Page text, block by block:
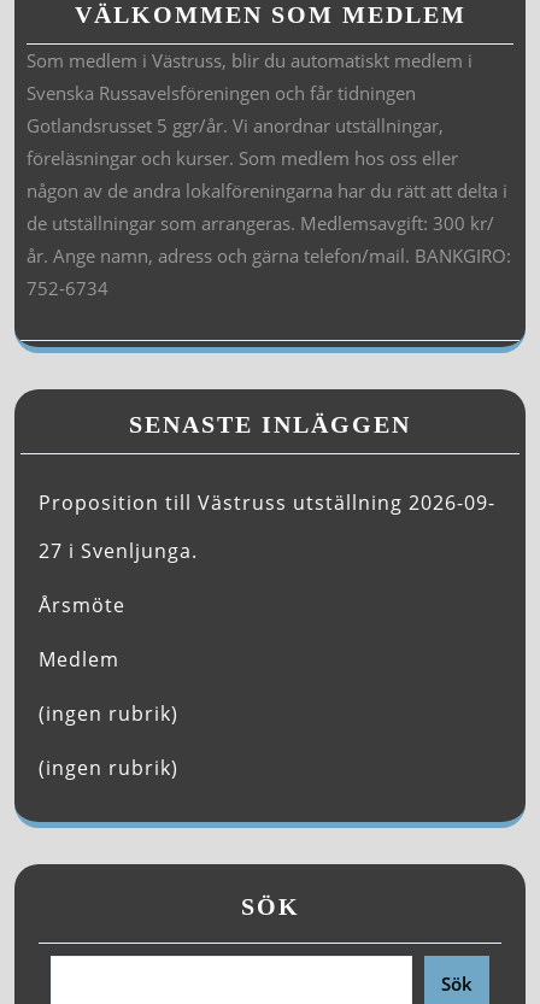
VÄLKOMMEN SOM MEDLEM
Som medlem i Västruss, blir du automatiskt medlem i
Svenska Russavelsföreningen och får tidningen
Gotlandsrusset 5 ggr/år. Vi anordnar utställningar,
föreläsningar och kurser. Som medlem hos oss eller
någon av de andra lokalföreningarna har du rätt att delta i
de utställningar som arrangeras. Medlemsavgift: 300 kr/
år. Ange namn, adress och gärna telefon/mail. BANKGIRO:
752-6734
SENASTE INLÄGGEN
Proposition till Västruss utställning 2026-09-
27 i Svenljunga.
Årsmöte
Medlem
(ingen rubrik)
(ingen rubrik)
SÖK
Sök